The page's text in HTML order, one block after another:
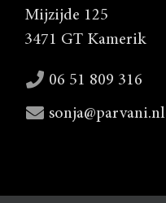
Mijzijde 125
3471 GT Kamerik
06 51 809 316
sonja@parvani.nl